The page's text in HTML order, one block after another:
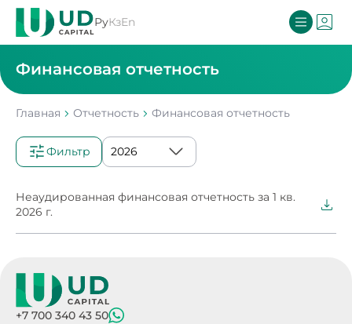
РуКзEn
Финансовая отчетность
Главная Отчетность Финансовая отчетность
Фильтр
Неаудированная финансовая отчетность за 1 кв.
2026 г.
+7 700 340 43 50